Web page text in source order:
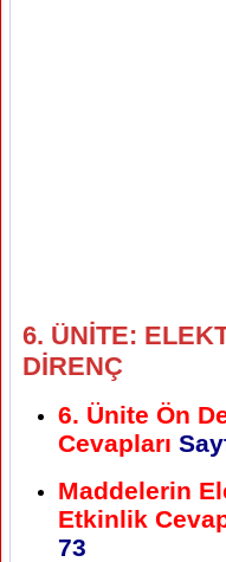
6. ÜNİTE:
DİRENÇ
6. Ünite Ön
Cevapları
Maddelerin
Etkinlik
73